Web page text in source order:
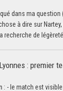
dans ma question
à dire sur
recherche de légèreté
: premier
: - le match est